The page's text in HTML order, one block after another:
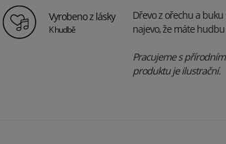
Vyrobeno z lásky
K hudbě
Dřevo z ořechu a
najevo, že máte
Pracujeme s
produktu je ilustrační.